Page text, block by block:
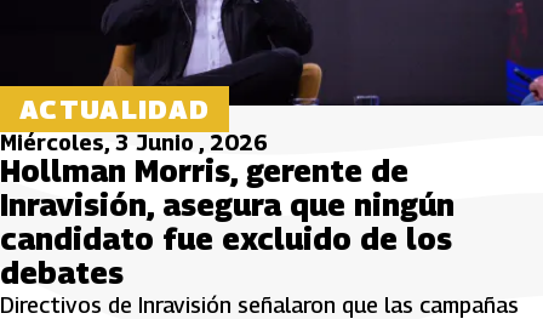
ACTUALIDAD
Miércoles, 3 Junio , 2026
Hollman Morris, gerente de
Inravisión, asegura que ningún
candidato fue excluido de los
debates
Directivos de Inravisión señalaron que las campañas